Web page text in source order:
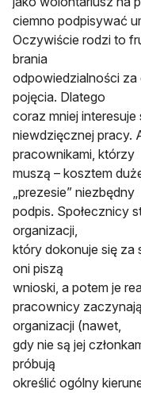
ciemno podpisywać
Oczywiście rodzi to
brania
odpowiedzialności za
pojęcia. Dlatego
coraz mniej
niewdzięcznej pracy.
pracownikami, którzy
muszą – kosztem
„prezesie” niezbędny
podpis. Społecznicy
organizacji,
który dokonuje się za
oni piszą
wnioski, a potem je
pracownicy
organizacji (nawet,
gdy nie są jej
próbują
określić ogólny